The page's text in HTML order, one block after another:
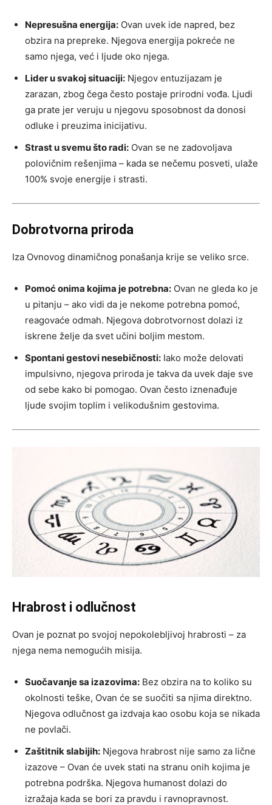
Nepresušna energija: Ovan uvek ide napred, bez
obzira na prepreke. Njegova energija pokreće ne
samo njega, već i ljude oko njega.
Lider u svakoj situaciji: Njegov entuzijazam je
zarazan, zbog čega često postaje prirodni vođa. Ljudi
ga prate jer veruju u njegovu sposobnost da donosi
odluke i preuzima inicijativu.
Strast u svemu što radi: Ovan se ne zadovoljava
polovičnim rešenjima – kada se nečemu posveti, ulaže
100% svoje energije i strasti.
Dobrotvorna priroda
Iza Ovnovog dinamičnog ponašanja krije se veliko srce.
Pomoć onima kojima je potrebna: Ovan ne gleda ko je
u pitanju – ako vidi da je nekome potrebna pomoć,
reagovaće odmah. Njegova dobrotvornost dolazi iz
iskrene želje da svet učini boljim mestom.
Spontani gestovi nesebičnosti: Iako može delovati
impulsivno, njegova priroda je takva da uvek daje sve
od sebe kako bi pomogao. Ovan često iznenađuje
ljude svojim toplim i velikodušnim gestovima.
Hrabrost i odlučnost
Ovan je poznat po svojoj nepokolebljivoj hrabrosti – za
njega nema nemogućih misija.
Suočavanje sa izazovima: Bez obzira na to koliko su
okolnosti teške, Ovan će se suočiti sa njima direktno.
Njegova odlučnost ga izdvaja kao osobu koja se nikada
ne povlači.
Zaštitnik slabijih: Njegova hrabrost nije samo za lične
izazove – Ovan će uvek stati na stranu onih kojima je
potrebna podrška. Njegova humanost dolazi do
izražaja kada se bori za pravdu i ravnopravnost.